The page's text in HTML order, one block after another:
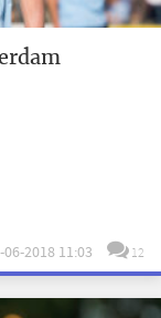
06-2018 11:03 12